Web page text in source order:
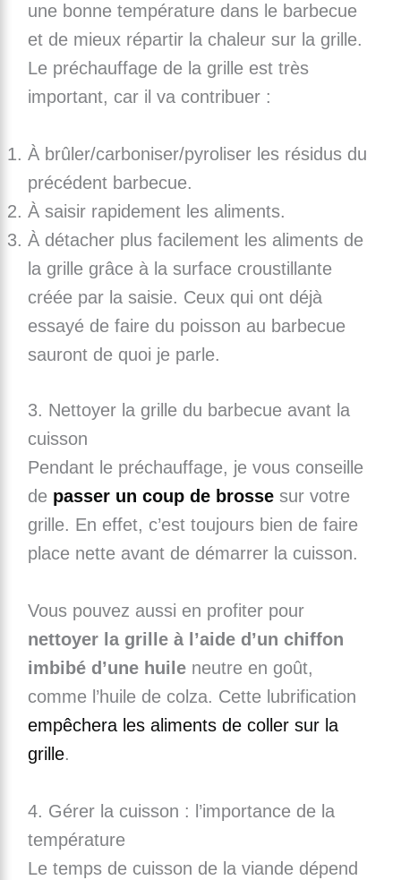
une bonne température dans le barbecue
et de mieux répartir la chaleur sur la grille.
Le préchauffage de la grille est très
important, car il va contribuer :
À brûler/carboniser/pyroliser les résidus du
précédent barbecue.
À saisir rapidement les aliments.
À détacher plus facilement les aliments de
la grille grâce à la surface croustillante
créée par la saisie. Ceux qui ont déjà
essayé de faire du poisson au barbecue
sauront de quoi je parle.
3. Nettoyer la grille du barbecue avant la
cuisson
Pendant le préchauffage, je vous conseille
de passer un coup de brossesur votre
grille. En effet, c’est toujours bien de faire
place nette avant de démarrer la cuisson.
Vous pouvez aussi en profiter pour
nettoyer la grille à l’aide d’un chiffon
imbibé d’une huileneutre en goût,
comme l’huile de colza. Cette lubrification
empêchera les aliments de coller sur la
grille.
4. Gérer la cuisson : l’importance de la
température
Le temps de cuisson de la viande dépend